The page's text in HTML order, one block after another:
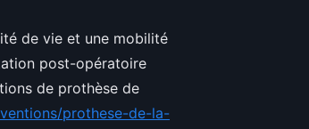
de vie et une mobilité
post-opératoire
de prothèse de
prothese-de-la-